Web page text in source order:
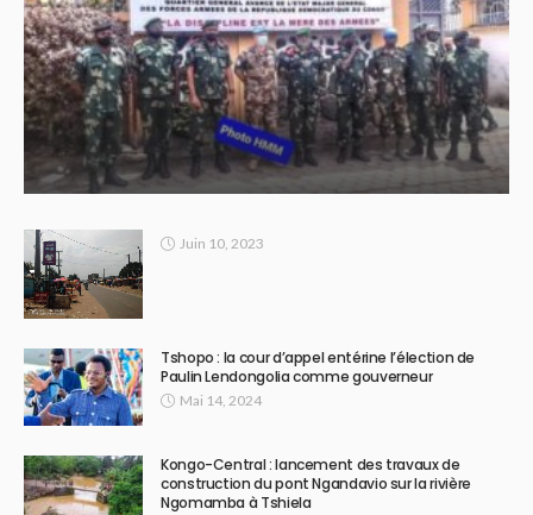
Juin 10, 2023
Tshopo : la cour d’appel entérine l’élection de
Paulin Lendongolia comme gouverneur
Mai 14, 2024
Kongo-Central : lancement des travaux de
construction du pont Ngandavio sur la rivière
Ngomamba à Tshiela